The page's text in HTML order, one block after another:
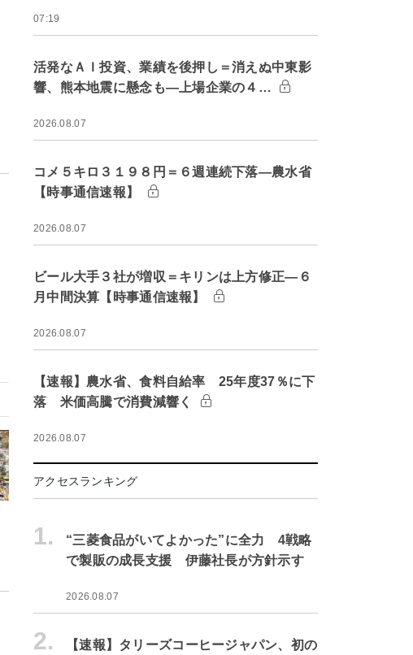
07:19
活発なＡＩ投資、業績を後押し＝消えぬ中東影
響、熊本地震に懸念も―上場企業の４…
2026.08.07
コメ５キロ３１９８円＝６週連続下落―農水省
【時事通信速報】
2026.08.07
ビール大手３社が増収＝キリンは上方修正―６
月中間決算【時事通信速報】
2026.08.07
【速報】農水省、食料自給率 25年度37％に下
落 米価高騰で消費減響く
2026.08.07
アクセスランキング
1.
“三菱食品がいてよかった”に全力 4戦略
で製販の成長支援 伊藤社長が方針示す
2026.08.07
2.
【速報】タリーズコーヒージャパン、初の